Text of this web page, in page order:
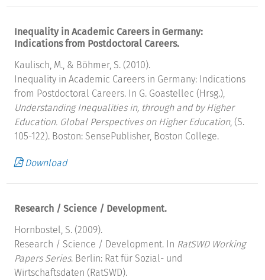
Inequality in Academic Careers in Germany:
Indications from Postdoctoral Careers.
Kaulisch, M., & Böhmer, S. (2010).
Inequality in Academic Careers in Germany: Indications
from Postdoctoral Careers. In G. Goastellec (Hrsg.),
Understanding Inequalities in, through and by Higher
Education. Global Perspectives on Higher Education, (S.
105-122). Boston: SensePublisher, Boston College.
Download
Research / Science / Development.
Hornbostel, S. (2009).
Research / Science / Development. In RatSWD Working
Papers Series. Berlin: Rat für Sozial- und
Wirtschaftsdaten (RatSWD).